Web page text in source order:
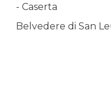
- Caserta
Belvedere di San